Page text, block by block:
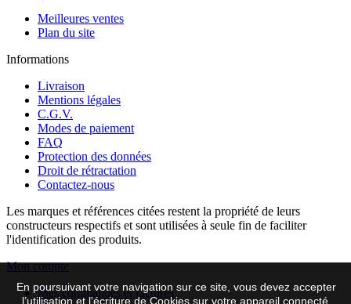
Meilleures ventes
Plan du site
Informations
Livraison
Mentions légales
C.G.V.
Modes de paiement
FAQ
Protection des données
Droit de rétractation
Contactez-nous
Les marques et références citées restent la propriété de leurs
constructeurs respectifs et sont utilisées à seule fin de faciliter
l'identification des produits.
Mon compte
Mes commandes et factures
En poursuivant votre navigation sur ce site, vous devez accepter
l’utilisation et l'écriture de Cookies sur votre appareil connecté.